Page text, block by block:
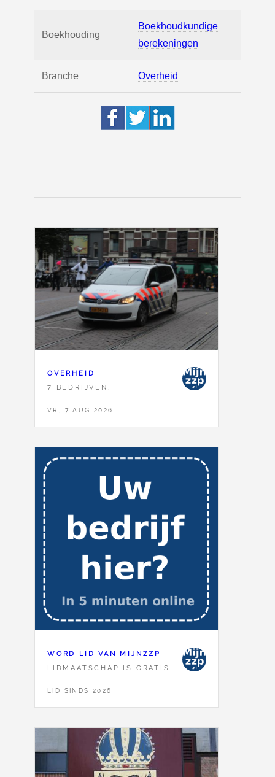
Boekhouding
Boekhoudkundige
berekeningen
Branche Overheid
OVERHEID
7 BEDRIJVEN,
VR, 7 AUG 2026
WORD LID VAN MIJNZZP
LIDMAATSCHAP IS GRATIS
LID SINDS 2026